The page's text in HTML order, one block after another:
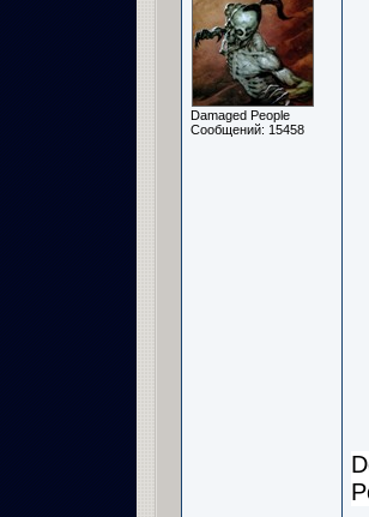
Damaged People
Сообщений: 15458